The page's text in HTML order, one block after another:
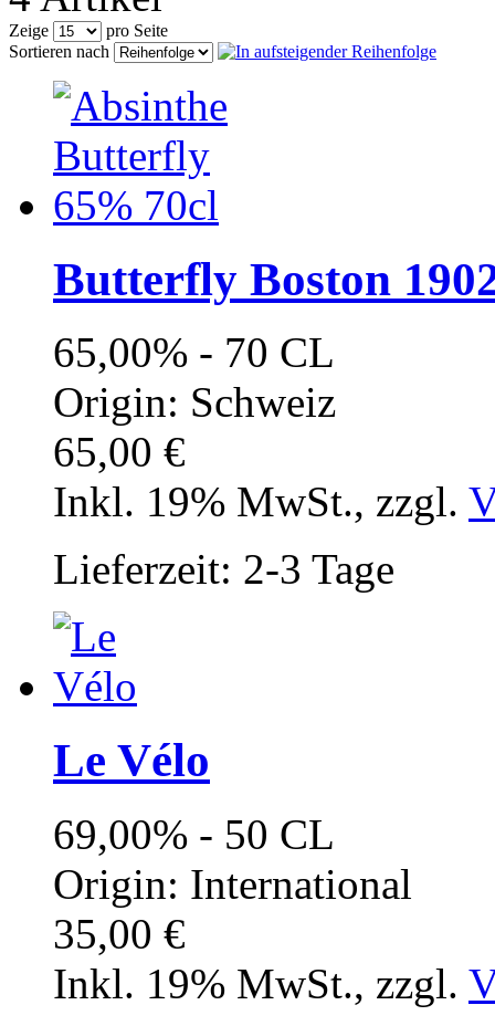
Zeige
pro Seite
Sortieren nach
Butterfly Boston
65,00% - 70 CL
Origin: Schweiz
65,00 €
Inkl. 19% MwSt., zzgl.
Lieferzeit: 2-3 Tage
Le Vélo
69,00% - 50 CL
Origin: International
35,00 €
Inkl. 19% MwSt., zzgl.